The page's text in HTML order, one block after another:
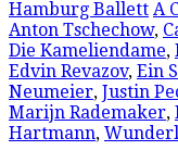
Hamburg Ballett A
Anton Tschechow,
Die Kameliendame,
Edvin Revazov, Ein
Neumeier, Justin
Marijn Rademaker,
Hartmann,